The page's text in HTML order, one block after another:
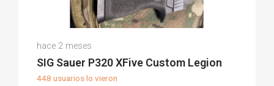
(0)
hace 2 meses
SIG Sauer P320 XFive Custom Legion
448 usuarios lo vieron